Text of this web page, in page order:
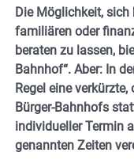
Die Möglichkeit, sich
familiären oder
beraten zu lassen,
Bahnhof“. Aber: In
Regel eine
Bürger-Bahnhofs
individueller Termin
genannten Zeiten